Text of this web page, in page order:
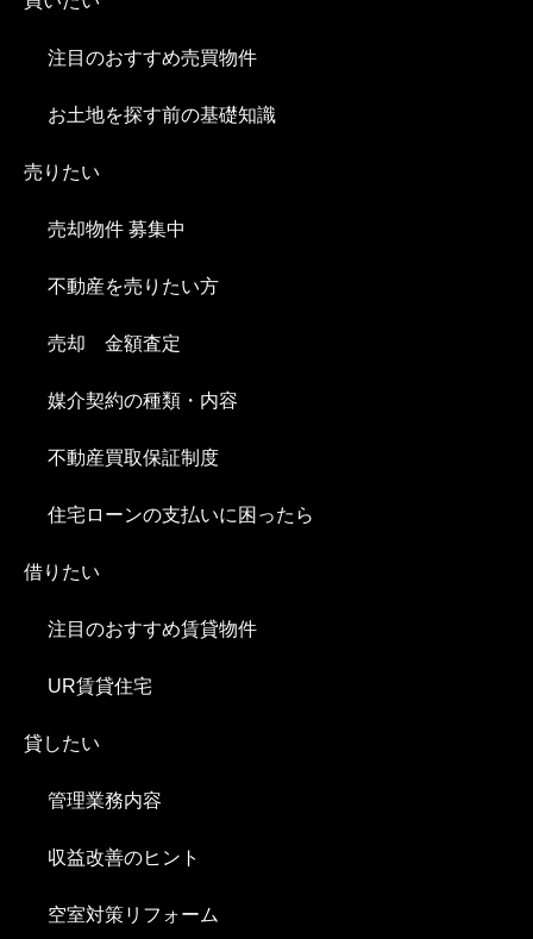
注目のおすすめ売買物件
お土地を探す前の基礎知識
売りたい
売却物件 募集中
不動産を売りたい方
売却 金額査定
媒介契約の種類・内容
不動産買取保証制度
住宅ローンの支払いに困ったら
借りたい
注目のおすすめ賃貸物件
UR賃貸住宅
貸したい
管理業務内容
収益改善のヒント
空室対策リフォーム